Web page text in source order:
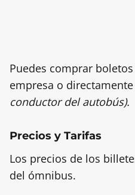
Puedes comprar
empresa o
conductor del autobús).
Precios y Tarifas
Los precios de los
del ómnibus.